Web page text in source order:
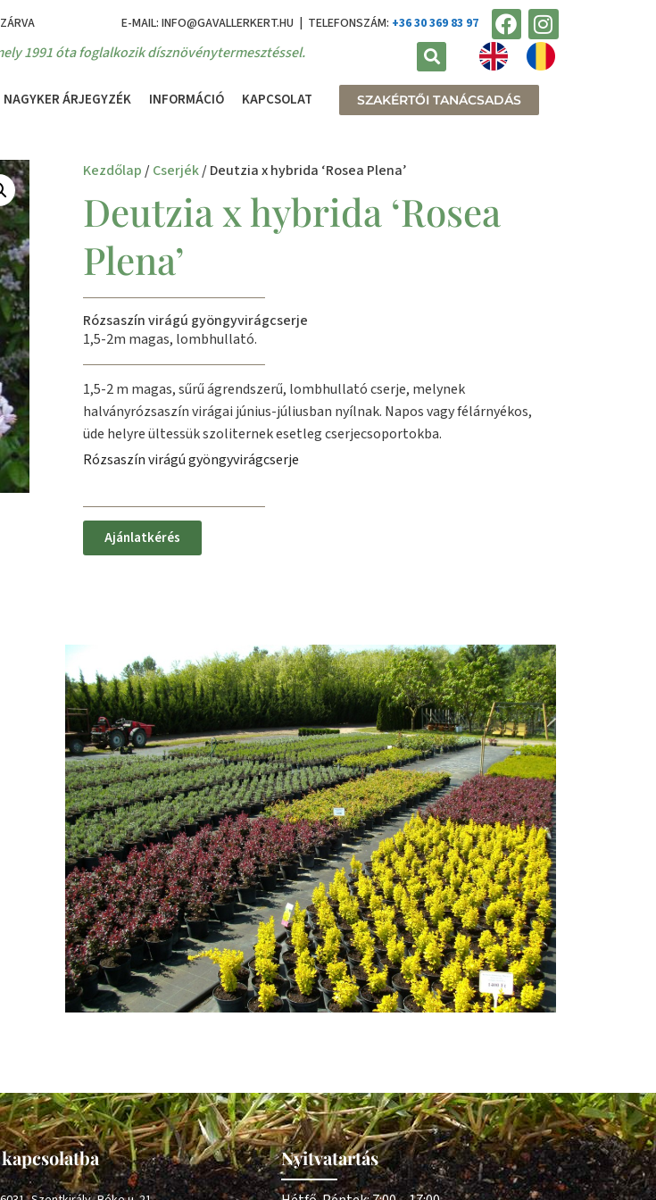
E-MAIL: INFO@GAVALLERKERT.HU | TELEFONSZÁM: +36 30 369 83 97
1991 óta foglalkozik dísznövénytermesztéssel.
NAGYKER ÁRJEGYZÉK INFORMÁCIÓ KAPCSOLAT SZAKÉRTŐI TANÁCSADÁS
Kezdőlap /Cserjék/ Deutzia x hybrida ‘Rosea Plena’
Deutzia x hybrida ‘Rosea
Plena’
Rózsaszín virágú gyöngyvirágcserje
1,5-2m magas, lombhullató.
1,5-2 m magas, sűrű ágrendszerű, lombhullató cserje, melynek
halványrózsaszín virágai június-júliusban nyílnak. Napos vagy félárnyékos,
üde helyre ültessük szoliternek esetleg cserjecsoportokba.
Rózsaszín virágú gyöngyvirágcserje
Ajánlatkérés
Nyitvatartás